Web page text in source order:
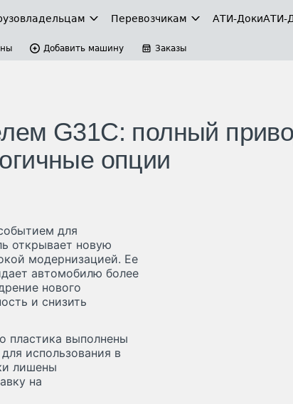
Перевозчикам АТИ-ДокиАТИ-
Добавить машину Заказы
G31С: полный
опции
для
открывает новую
модернизацией. Ее
автомобилю более
нового
и снизить
пластика выполнены
использования в
лишены
на